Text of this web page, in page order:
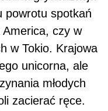
powrotu spotkań
czy w
w Tokio. Krajowa
unicorna, ale
młodych
zacierać ręce.